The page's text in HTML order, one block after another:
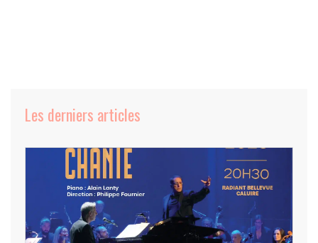
Les derniers articles